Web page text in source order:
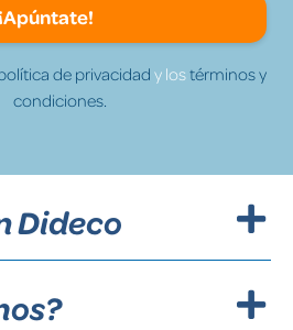
¡Apúntate!
de privacidad y lostérminos y
condiciones.
Dideco